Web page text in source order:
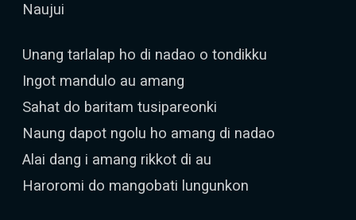
Naujui
Unang tarlalap ho di nadao o tondikku
Ingot mandulo au amang
Sahat do baritam tusipareonki
Naung dapot ngolu ho amang di nadao
Alai dang i amang rikkot di au
Haroromi do mangobati lungunkon